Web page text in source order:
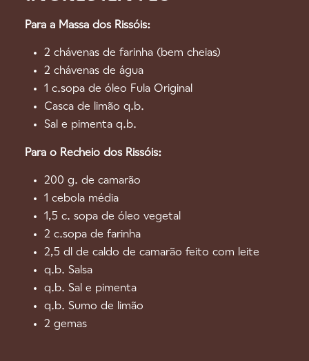
Para a Massa dos Rissóis:
2 chávenas de farinha (bem cheias)
2 chávenas de água
1 c.sopa de óleo Fula Original
Casca de limão q.b.
Sal e pimenta q.b.
Para o Recheio dos Rissóis:
200 g. de camarão
1 cebola média
1,5 c. sopa de óleo vegetal
2 c.sopa de farinha
2,5 dl de caldo de camarão feito com leite
q.b. Salsa
q.b. Sal e pimenta
q.b. Sumo de limão
2 gemas